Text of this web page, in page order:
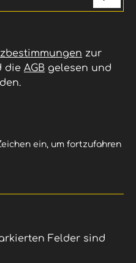
zur
die AGB gelesen und
ein, um fortzufahren
Felder sind